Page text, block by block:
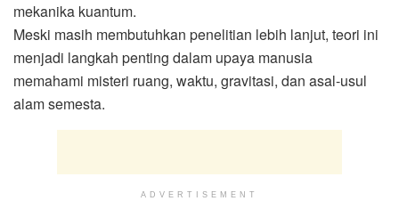
mekanika kuantum.
Meski masih membutuhkan penelitian lebih lanjut, teori ini
menjadi langkah penting dalam upaya manusia
memahami misteri ruang, waktu, gravitasi, dan asal-usul
alam semesta.
ADVERTISEMENT